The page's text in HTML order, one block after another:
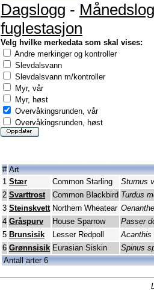
Dagslogg -
fuglestasjon
Velg hvilke merkedata som skal vises:
Andre merkinger og kontroller
Slevdalsvann
Slevdalsvann m/kontroller
Myr, vår
Myr, høst
Overvåkingsrunden, vår
Overvåkingsrunden, høst
# Art
1 Stær Common Starling
Sturnus
2 Svarttrost Common Blackbird Turdus
3 Steinskvett Northern Wheatear
4 Gråspurv House Sparrow
Passer
5 Brunsisik Lesser Redpoll
Acanthis
6 Grønnsisik Eurasian Siskin
Spinus
Antall arter 6